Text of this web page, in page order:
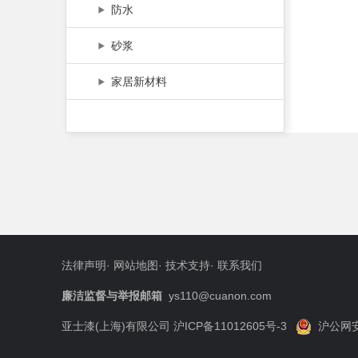
防水
砂浆
家居新材料
法律声明· 网站地图· 技术支持· 联系我们
廉洁监督与举报邮箱 ys110@cuanon.com
亚士漆(上海)有限公司 沪ICP备11012605号-3 沪公网